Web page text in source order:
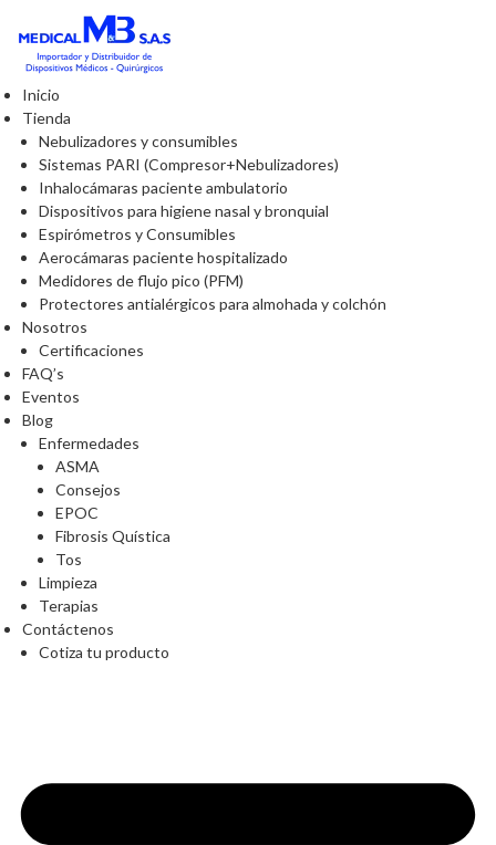
Inicio
Tienda
Nebulizadores y consumibles
Sistemas PARI (Compresor+Nebulizadores)
Inhalocámaras paciente ambulatorio
Dispositivos para higiene nasal y bronquial
Espirómetros y Consumibles
Aerocámaras paciente hospitalizado
Medidores de flujo pico (PFM)
Protectores antialérgicos para almohada y colchón
Nosotros
Certificaciones
FAQ’s
Eventos
Blog
Enfermedades
ASMA
Consejos
EPOC
Fibrosis Quística
Tos
Limpieza
Terapias
Contáctenos
Cotiza tu producto